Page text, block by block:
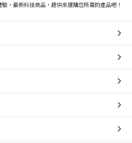
，最新科技商品，趕快來選購您所需的產品吧！